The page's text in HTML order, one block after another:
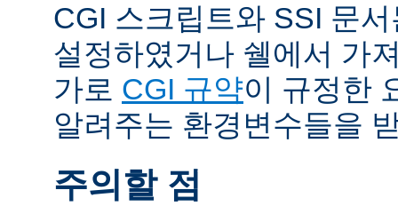
CGI 스크립트와 SSI 문
설정하였거나 쉘에서 가
가로 CGI 규약이 규정한
알려주는 환경변수들을
주의할 점